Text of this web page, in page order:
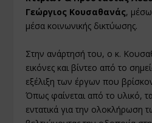
Γεώργιος Κουσαθανάς,
μέσα κοινωνικής δικτύωσης.
Στην ανάρτησή του, ο κ.
εικόνες και βίντεο από το
εξέλιξη των έργων που
Όπως φαίνεται από το υλικό,
εντατικά για την